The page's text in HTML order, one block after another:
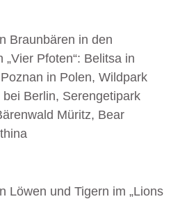
Braunbären in den
„Vier Pfoten“: Belitsa in
in Polen, Wildpark
Berlin, Serengetipark
Müritz, Bear
Löwen und Tigern im „Lions